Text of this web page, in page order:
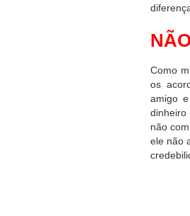
Como
os
amigo
não
ele não